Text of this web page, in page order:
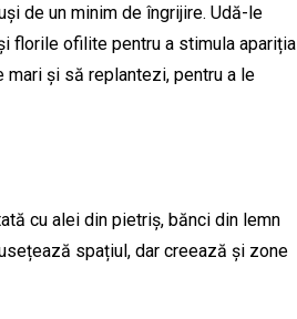
de un minim de îngrijire. Udă-le
florile ofilite pentru a stimula apariția
și să replantezi, pentru a le
cu alei din pietriș, bănci din lemn
spațiul, dar creează și zone